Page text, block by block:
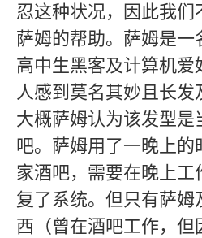
忍这种状况，因此我们
萨姆的帮助。萨姆是一
高中生黑客及计算机爱
人感到莫名其妙且长
大概萨姆认为该发型是
吧。萨姆用了一晚上的
家酒吧，需要在晚上
复了系统。但只有萨姆
西（曾在酒吧工作，但